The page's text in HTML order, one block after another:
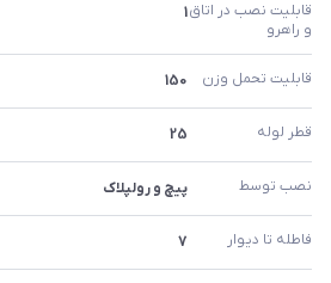
قابلیت نصب در اتاق
و راهرو
1
قابلیت تحمل وزن 150
قطر لوله 25
نصب توسط پیچ و رولپلاک
فاطله تا دیوار 7